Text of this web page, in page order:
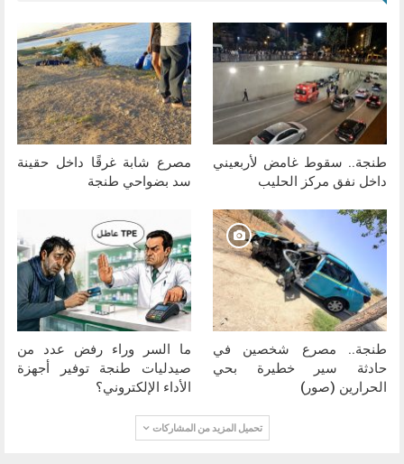
طنجة.. سقوط غامض لأربعيني
داخل نفق مركز الحليب
مصرع شابة غرقًا داخل حقينة
سد بضواحي طنجة
طنجة.. مصرع شخصين في
حادثة سير خطيرة بحي
الحرارين (صور)
ما السر وراء رفض عدد من
صيدليات طنجة توفير أجهزة
الأداء الإلكتروني؟
تحميل المزيد من المشاركات